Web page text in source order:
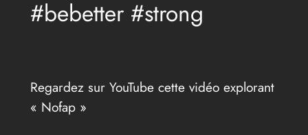
#bebetter #strong
Regardez sur YouTube cette vidéo explorant
« Nofap »